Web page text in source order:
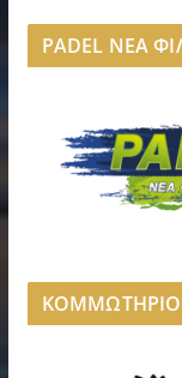
PADEL ΝΕΑ
ΚΟΜΜΩΤΗΡΙΟ